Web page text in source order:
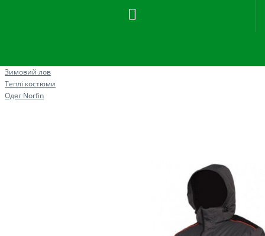
Зимовий лов
Теплі костюми
Одяг Norfin